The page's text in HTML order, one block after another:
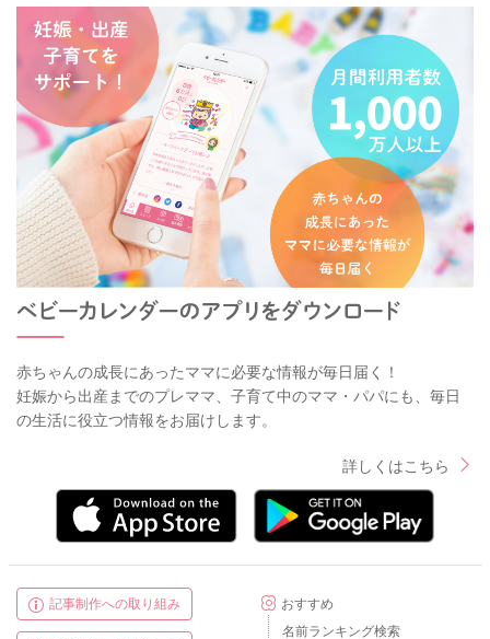
赤ちゃんの成長にあったママに必要な情報が毎日届く！
妊娠から出産までのプレママ、子育て中のママ・パパにも、毎日
の生活に役立つ情報をお届けします。
詳しくはこちら
記事制作への取り組み
おすすめ
名前ランキング検索